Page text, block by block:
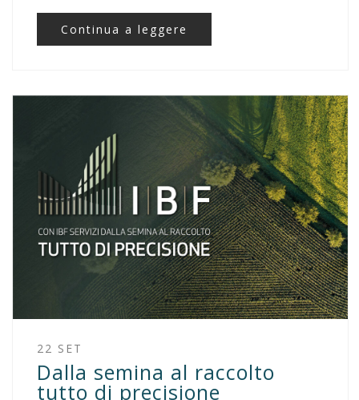
Continua a leggere
22 SET
Dalla semina al raccolto
tutto di precisione